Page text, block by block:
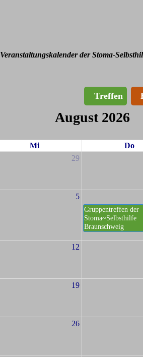
Veranstaltungskalender der Stoma-
Treffen
August 2026
Mi Do
29
5
Gruppentreffen der
Stoma~Selbsthilfe
Braunschweig
12
19
26